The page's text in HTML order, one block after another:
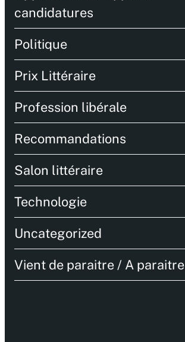
candidatures
Politique
Prix Littéraire
Profession libérale
Recommandations
Salon littéraire
Technologie
Uncategorized
Vient de paraitre / A paraitre